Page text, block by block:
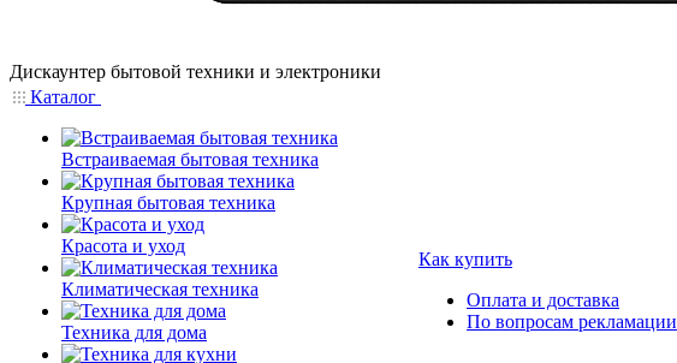
Дискаунтер бытовой техники и электроники
Каталог
Встраиваемая бытовая техника
Крупная бытовая техника
Красота и уход
Климатическая техника
Техника для дома
Как купить
Оплата и доставка
По вопросам рекламации